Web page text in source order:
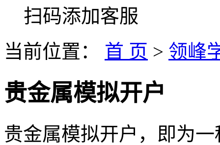
扫码添加客服
当前位置： 首 页 > 领峰
贵金属模拟开户
贵金属模拟开户，即为